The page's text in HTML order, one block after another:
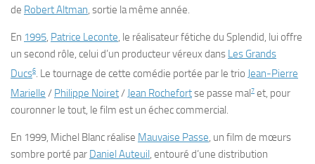
de Robert Altman, sortie la même année.
En 1995, Patrice Leconte, le réalisateur fétiche du Splendid, lui offre
un second rôle, celui d’un producteur véreux dans Les Grands
Ducs6. Le tournage de cette comédie portée par le trio Jean-Pierre
Marielle / Philippe Noiret/ Jean Rochefortse passe mal7 et, pour
couronner le tout, le film est un échec commercial.
En 1999, Michel Blanc réalise Mauvaise Passe, un film de mœurs
sombre porté par Daniel Auteuil, entouré d’une distribution